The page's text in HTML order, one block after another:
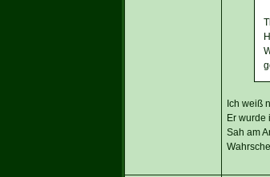
Ich weiß
Er wurde
Sah am